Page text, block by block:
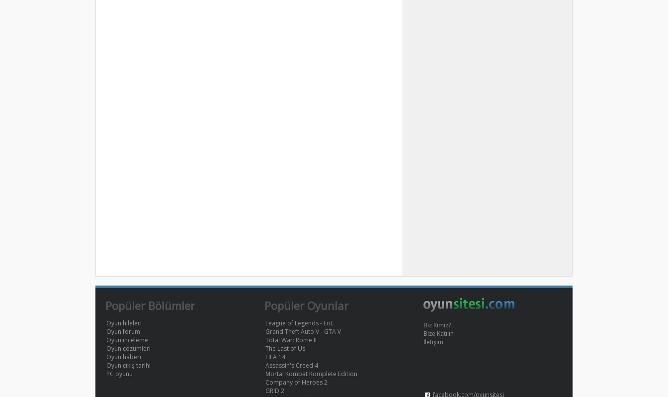
Popüler Bölümler
Oyun hileleri
Oyun forum
Oyun inceleme
Oyun çözümleri
Oyun haberi
Oyun çıkış tarihi
PC oyunu
Popüler Oyunlar
League of Legends - LoL
Grand Theft Auto V - GTA V
Total War: Rome II
The Last of Us
FIFA 14
Assassin's Creed 4
Mortal Kombat Komplete Edition
Company of Heroes 2
GRID 2
Biz Kimiz?
Bize Katılın
İletişim
facebook.com/oyunsitesi